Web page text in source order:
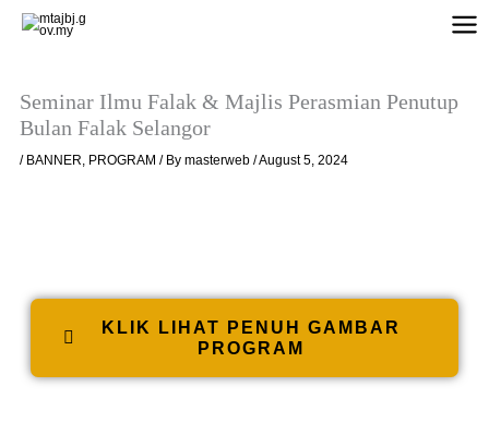
Seminar Ilmu Falak & Majlis Perasmian Penutup
Bulan Falak Selangor
/ BANNER, PROGRAM / Bymasterweb/August 5, 2024
KLIK LIHAT PENUH GAMBAR
PROGRAM